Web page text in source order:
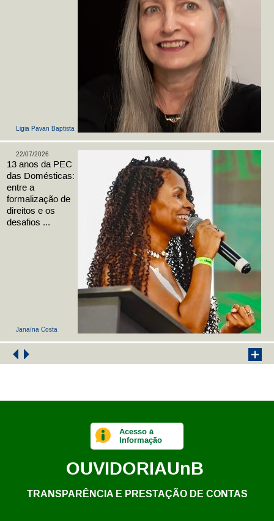
Ligia Pavan Baptista
Janaína Costa
22/07/2026
13 anos da PEC
das Domésticas:
entre a
formalização de
direitos e os
desafios ...
Acesso à
Informação
OUVIDORIAUnB
TRANSPARÊNCIA E PRESTAÇÃO DE CONTAS